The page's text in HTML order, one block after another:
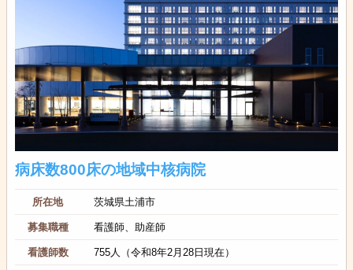
病床数800床の地域中核病院
所在地 茨城県土浦市
募集職種 看護師、助産師
看護師数 755人（令和8年2月28日現在）